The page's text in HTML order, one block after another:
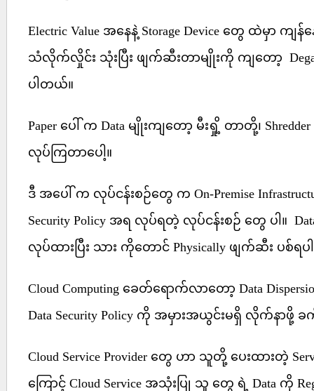
Electric Value အနေနဲ့ Storage Device တွေ ထဲမှာ ကျ
သံလိုက်လှိုင်း သုံးပြီး ဖျက်ဆီးတာမျိုးကို ကျတော့
ပါတယ်။
Paper ပေါ် က Data မျိုးကျတော့ မီးရှို့ တာတို့၊
လုပ်ကြတာပေါ့။
ဒီ အပေါ် က လုပ်ငန်းစဉ်တွေ က On-Premise
Security Policy အရ လုပ်ရတဲ့ လုပ်ငန်းစဉ် တွေ ပါ။
လုပ်ထားပြီး သား ကို‌တောင် Physically ဖျက်ဆီး ပစ်ရ
Cloud Computing ခေတ်ရောက်လာတော့ Data
Data Security Policy ကို အမှားအယွင်းမရှိ လိုက်နာဖို့
Cloud Service Provider တွေ ဟာ သူတို့ ပေးထားတဲ့
ကြောင့် Cloud Service အသုံးပြု သူ တွေ ရဲ့ Data ကို